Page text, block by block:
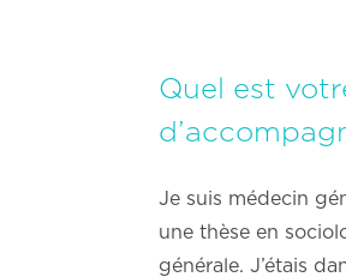
Quel est
Je suis médecin
une thèse en
générale. J’étais